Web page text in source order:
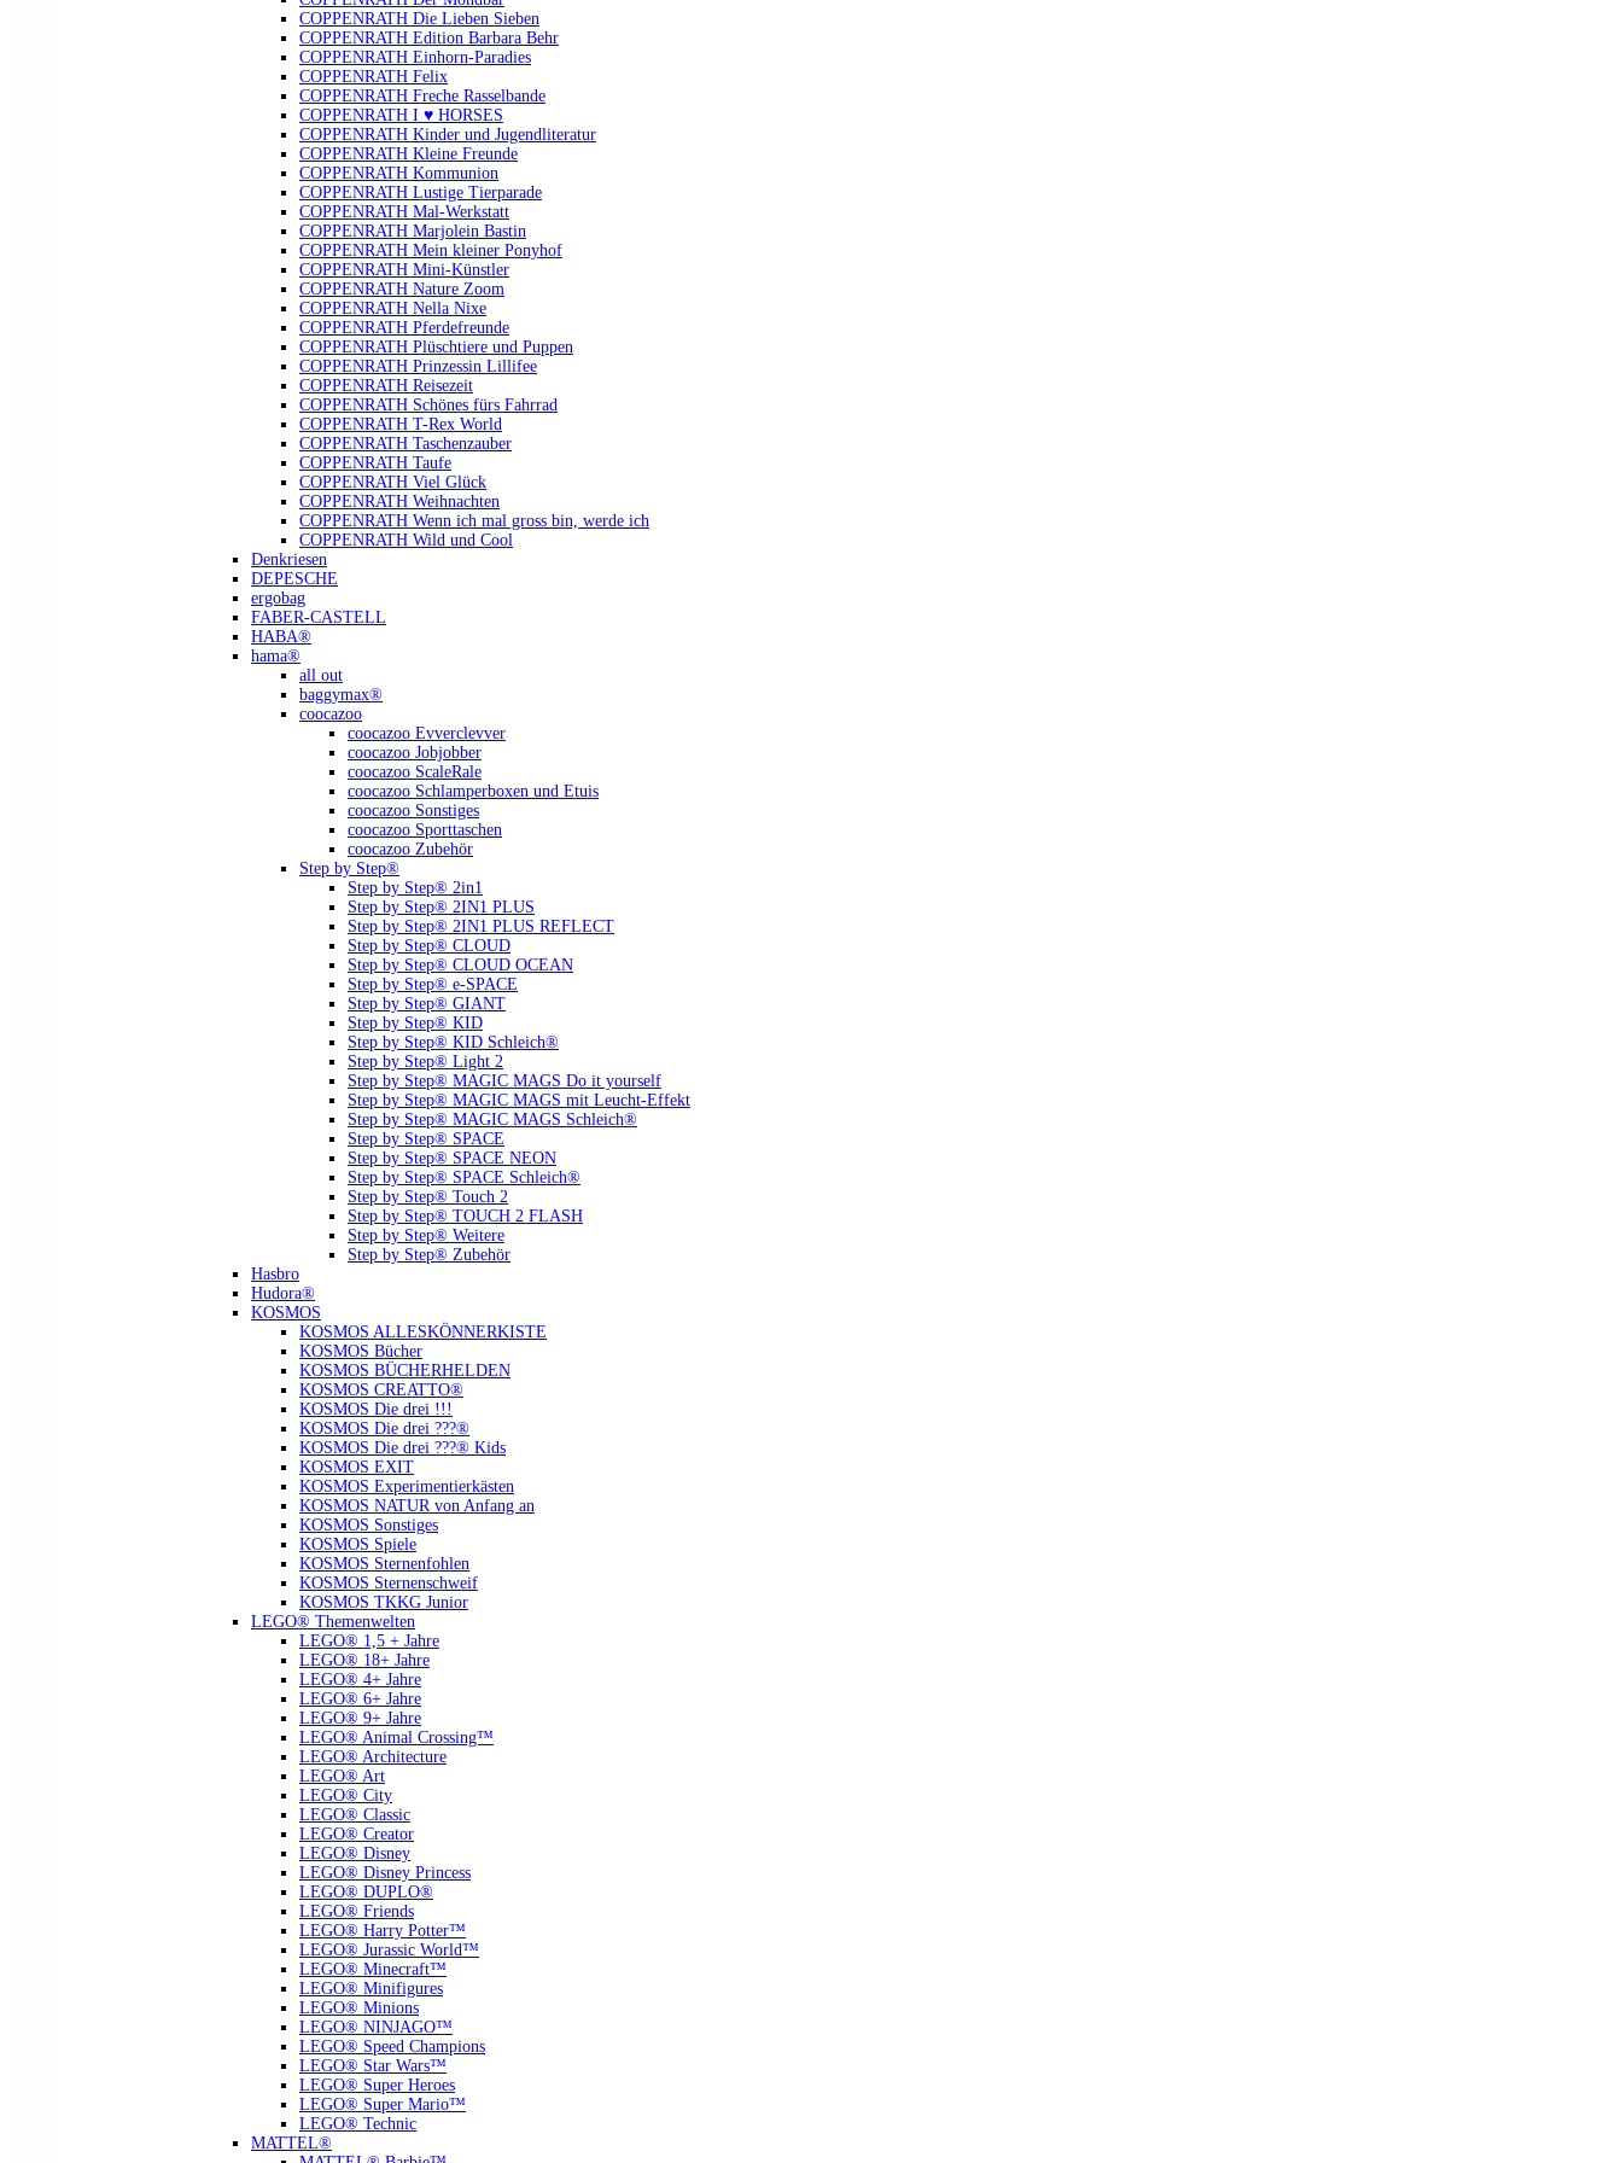
COPPENRATH Die Lieben Sieben
COPPENRATH Edition Barbara Behr
COPPENRATH Einhorn-Paradies
COPPENRATH Felix
COPPENRATH Freche Rasselbande
COPPENRATH I ♥ HORSES
COPPENRATH Kinder und Jugendliteratur
COPPENRATH Kleine Freunde
COPPENRATH Kommunion
COPPENRATH Lustige Tierparade
COPPENRATH Mal-Werkstatt
COPPENRATH Marjolein Bastin
COPPENRATH Mein kleiner Ponyhof
COPPENRATH Mini-Künstler
COPPENRATH Nature Zoom
COPPENRATH Nella Nixe
COPPENRATH Pferdefreunde
COPPENRATH Plüschtiere und Puppen
COPPENRATH Prinzessin Lillifee
COPPENRATH Reisezeit
COPPENRATH Schönes fürs Fahrrad
COPPENRATH T-Rex World
COPPENRATH Taschenzauber
COPPENRATH Taufe
COPPENRATH Viel Glück
COPPENRATH Weihnachten
COPPENRATH Wenn ich mal gross bin, werde ich
COPPENRATH Wild und Cool
Denkriesen
DEPESCHE
ergobag
FABER-CASTELL
HABA®
hama®
all out
baggymax®
coocazoo
coocazoo Evverclevver
coocazoo Jobjobber
coocazoo ScaleRale
coocazoo Schlamperboxen und Etuis
coocazoo Sonstiges
coocazoo Sporttaschen
coocazoo Zubehör
Step by Step®
Step by Step® 2in1
Step by Step® 2IN1 PLUS
Step by Step® 2IN1 PLUS REFLECT
Step by Step® CLOUD
Step by Step® CLOUD OCEAN
Step by Step® e-SPACE
Step by Step® GIANT
Step by Step® KID
Step by Step® KID Schleich®
Step by Step® Light 2
Step by Step® MAGIC MAGS Do it yourself
Step by Step® MAGIC MAGS mit Leucht-Effekt
Step by Step® MAGIC MAGS Schleich®
Step by Step® SPACE
Step by Step® SPACE NEON
Step by Step® SPACE Schleich®
Step by Step® Touch 2
Step by Step® TOUCH 2 FLASH
Step by Step® Weitere
Step by Step® Zubehör
Hasbro
Hudora®
KOSMOS
KOSMOS ALLESKÖNNERKISTE
KOSMOS Bücher
KOSMOS BÜCHERHELDEN
KOSMOS CREATTO®
KOSMOS Die drei !!!
KOSMOS Die drei ???®
KOSMOS Die drei ???® Kids
KOSMOS EXIT
KOSMOS Experimentierkästen
KOSMOS NATUR von Anfang an
KOSMOS Sonstiges
KOSMOS Spiele
KOSMOS Sternenfohlen
KOSMOS Sternenschweif
KOSMOS TKKG Junior
LEGO® Themenwelten
LEGO® 1,5 + Jahre
LEGO® 18+ Jahre
LEGO® 4+ Jahre
LEGO® 6+ Jahre
LEGO® 9+ Jahre
LEGO® Animal Crossing™
LEGO® Architecture
LEGO® Art
LEGO® City
LEGO® Classic
LEGO® Creator
LEGO® Disney
LEGO® Disney Princess
LEGO® DUPLO®
LEGO® Friends
LEGO® Harry Potter™
LEGO® Jurassic World™
LEGO® Minecraft™
LEGO® Minifigures
LEGO® Minions
LEGO® NINJAGO™
LEGO® Speed Champions
LEGO® Star Wars™
LEGO® Super Heroes
LEGO® Super Mario™
LEGO® Technic
MATTEL®